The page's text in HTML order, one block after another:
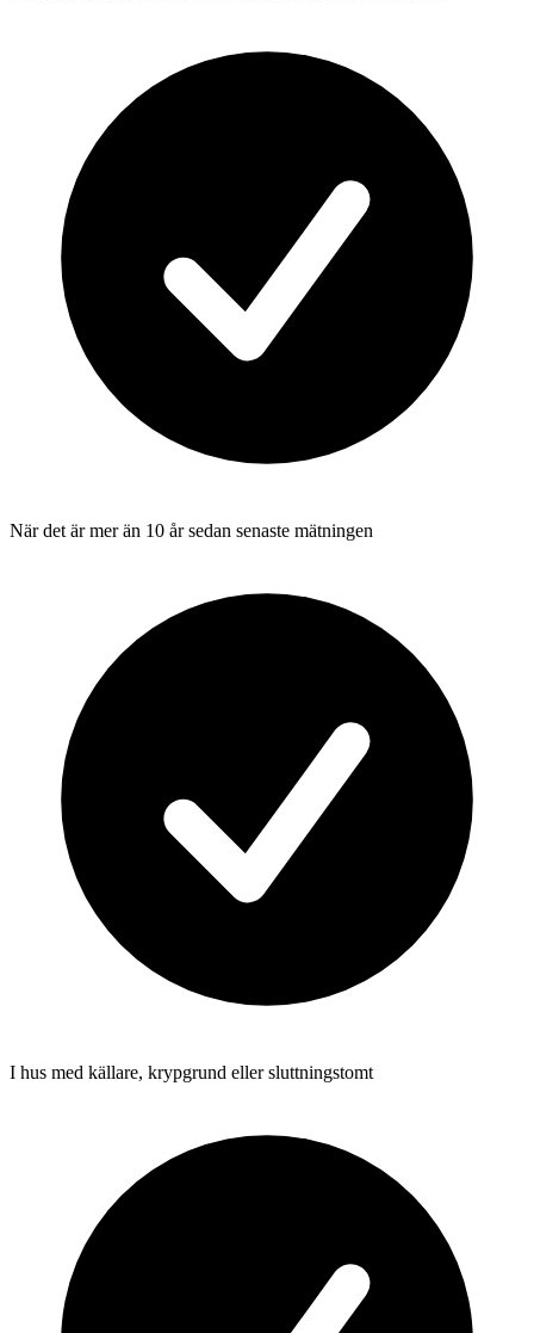
När det är mer än 10 år sedan senaste mätningen
I hus med källare, krypgrund eller sluttningstomt